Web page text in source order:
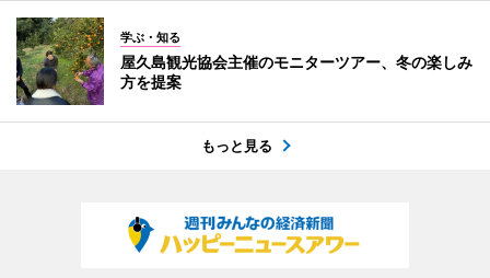
学ぶ・知る
屋久島観光協会主催のモニターツアー、冬の楽しみ
方を提案
もっと見る